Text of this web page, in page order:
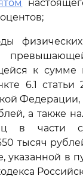
к сумме
6.1 статьи
а также
в части
тысяч
указанной в